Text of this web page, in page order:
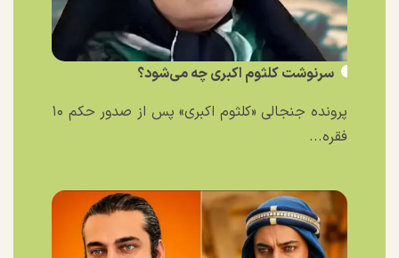
سرنوشت کلثوم اکبری چه می‌شود؟
پرونده جنجالی «کلثوم اکبری» پس از صدور حکم ۱۰
فقره...